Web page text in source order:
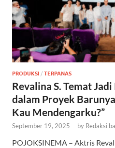
PRODUKSI / TERPANAS
Revalina S. Temat
dalam Proyek
Kau Mendengarku?”
September 19, 2025 - by Redaksi
POJOKSINEMA – Aktris